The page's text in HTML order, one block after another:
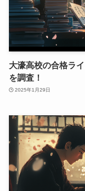
大濠高校の合格ラ
を調査！
2025年1月29日